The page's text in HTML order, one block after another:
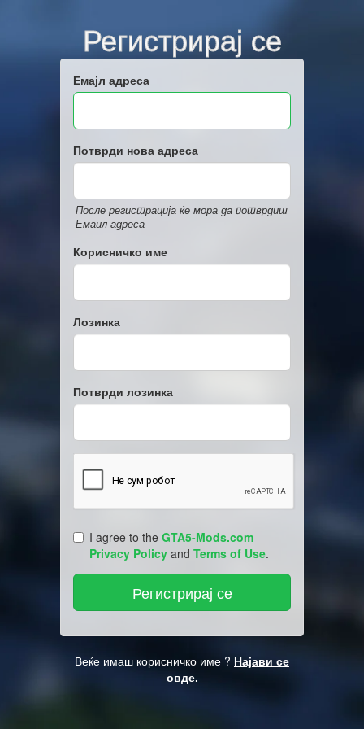
Регистрирај се
Емајл адреса
Потврди нова адреса
После регистрација ќе мора да потврдиш
Емаил адреса
Корисничко име
Лозинка
Потврди лозинка
I agree to the GTA5-Mods.com
Privacy Policy and Terms of Use.
Веќе имаш корисничко име ? Најави се
овде.